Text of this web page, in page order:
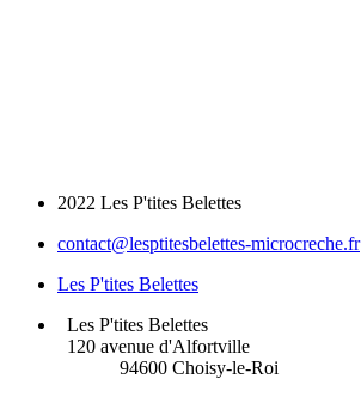
2022 Les P'tites Belettes
contact@lesptitesbelettes-microcreche.fr
Les P'tites Belettes
Les P'tites Belettes
120 avenue d'Alfortville
94600 Choisy-le-Roi